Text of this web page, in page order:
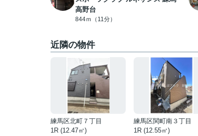
高野台
844ｍ（11分）
近隣の物件
練馬区北町７丁目
1R (12.47㎡)
練馬区関町南３丁目
1R (12.55㎡)